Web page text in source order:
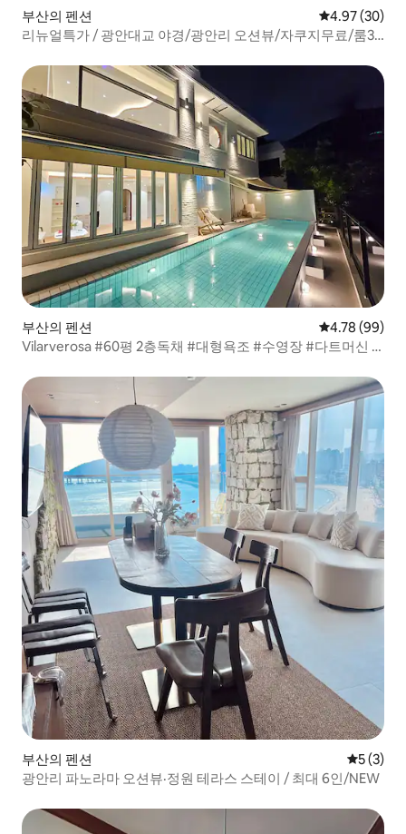
부산의 펜션 평점 4.97점(5
4.97 (30)
리뉴얼특가 / 광안대교 야경/광안리 오션뷰/자쿠지무료/룸3
부산의 펜션 평점 4.78점(5
4.78 (99)
Vilarverosa #60평 2층독채 #대형욕조 #수영장 #다트머신 #
부산의 펜션 평점 5점
5 (3)
광안리 파노라마 오션뷰·정원 테라스 스테이 / 최대 6인/NEW